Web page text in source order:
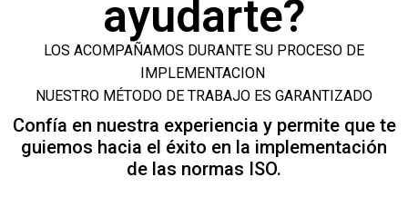
ayudarte?
LOS ACOMPAÑAMOS DURANTE SU PROCESO DE
IMPLEMENTACION
NUESTRO MÉTODO DE TRABAJO ES GARANTIZADO
Confía en nuestra experiencia y permite que te
guiemos hacia el éxito en la implementación
de las normas ISO.